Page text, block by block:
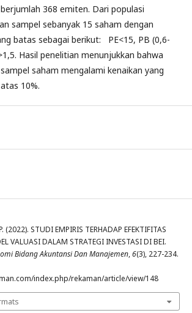
368 emiten. Dari populasi
sampel sebanyak 15 saham dengan
batas sebagai berikut: PE<15, PB (0,6-
Hasil penelitian menunjukkan bahwa
saham mengalami kenaikan yang
10%.
(2022). STUDI EMPIRIS TERHADAP EFEKTIFITAS
VALUASI DALAM STRATEGI INVESTASI DI BEI.
Bidang Akuntansi Dan Manajemen,6(3), 227-234.
index.php/rekaman/article/view/148